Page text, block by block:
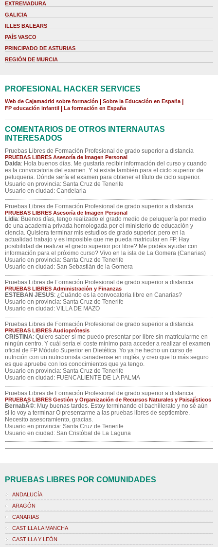
EXTREMADURA
GALICIA
ILLES BALEARS
PAÍS VASCO
PRINCIPADO DE ASTURIAS
REGIÓN DE MURCIA
PROFESIONAL HACKER SERVICES
Web de Cajamadrid sobre formación Sobre la Educación en España
FP educación infantil La formación en España
COMENTARIOS DE OTROS INTERNAUTAS
INTERESADOS
Pruebas Libres de Formación Profesional de grado superior a distancia
PRUEBAS LIBRES Asesoría de Imagen Personal
Daida: Hola buenos días. Me gustaría recibir información del curso y cuando
es la convocatoria del examen. Y si existe también para el ciclo superior de
peluqueria. Dónde sería el examen para obtener el título de ciclo superior.
Usuario en provincia: Santa Cruz de Tenerife
Usuario en ciudad: Candelaria
Pruebas Libres de Formación Profesional de grado superior a distancia
PRUEBAS LIBRES Asesoría de Imagen Personal
Lidia: Buenos días, tengo realizado el grado medio de peluquería por medio
de una academia privada homologada por el ministerio de educación y
ciencia. Quisiera terminar mis estudios de grado superior, pero en la
actualidad trabajo y es imposible que me pueda matricular en FP. Hay
posibilidad de realizar el grado superior por libre? Me podéis ayudar con
información para el próximo curso? Vivo en la isla de La Gomera (Canarias)
Usuario en provincia: Santa Cruz de Tenerife
Usuario en ciudad: San Sebastián de la Gomera
Pruebas Libres de Formación Profesional de grado superior a distancia
PRUEBAS LIBRES Administración y Finanzas
ESTEBAN JESUS: ¿Cuándo es la convocatoria libre en Canarias?
Usuario en provincia: Santa Cruz de Tenerife
Usuario en ciudad: VILLA DE MAZO
Pruebas Libres de Formación Profesional de grado superior a distancia
PRUEBAS LIBRES Audioprótesis
CRISTINA: Quiero saber si me puedo presentar por libre sin matricularme en
ningún centro. Y cuál sería el coste mínimo para acceder a realizar el examen
oficial de FP Módulo Superior en Dietética. Yo ya he hecho un curso de
nutrición con un nutricionista canadiense en inglés, y creo que lo más seguro
es que apruebe con los conocimientos que ya tengo.
Usuario en provincia: Santa Cruz de Tenerife
Usuario en ciudad: FUENCALIENTE DE LA PALMA
Pruebas Libres de Formación Profesional de grado superior a distancia
PRUEBAS LIBRES Gestión y Organización de Recursos Naturales y Paisajísticos
BernabÃ©: Muy buenas tardes. Estoy terminando el bachillerato y no sé aún
si lo voy a terminar O presentarme a las pruebas libres de septiembre.
Necesito asesoramiento, gracias.
Usuario en provincia: Santa Cruz de Tenerife
Usuario en ciudad: San Cristóbal de La Laguna
PRUEBAS LIBRES POR COMUNIDADES
ANDALUCÍA
ARAGÓN
CANARIAS
CASTILLA LA MANCHA
CASTILLA Y LEÓN